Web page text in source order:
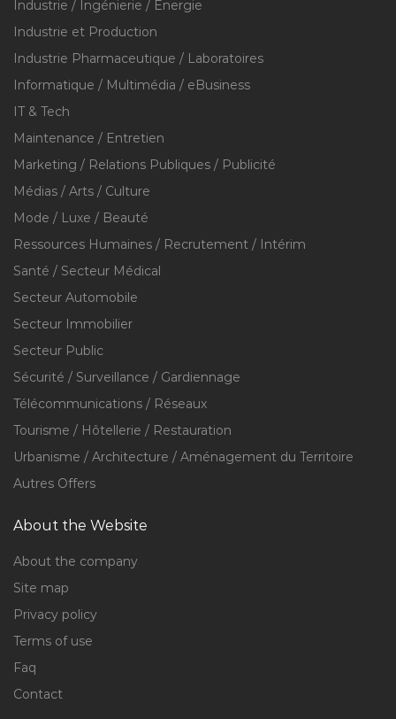
Industrie / Ingénierie / Énergie
Industrie et Production
Industrie Pharmaceutique / Laboratoires
Informatique / Multimédia / eBusiness
IT & Tech
Maintenance / Entretien
Marketing / Relations Publiques / Publicité
Médias / Arts / Culture
Mode / Luxe / Beauté
Ressources Humaines / Recrutement / Intérim
Santé / Secteur Médical
Secteur Automobile
Secteur Immobilier
Secteur Public
Sécurité / Surveillance / Gardiennage
Télécommunications / Réseaux
Tourisme / Hôtellerie / Restauration
Urbanisme / Architecture / Aménagement du Territoire
Autres Offers
About the Website
About the company
Site map
Privacy policy
Terms of use
Faq
Contact